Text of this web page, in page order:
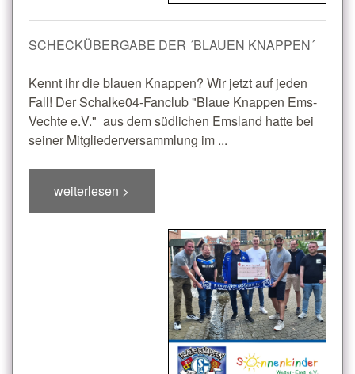
SCHECKÜBERGABE DER ´BLAUEN KNAPPEN´
Kennt ihr die blauen Knappen? Wir jetzt auf jeden
Fall! Der Schalke04-Fanclub "Blaue Knappen Ems-
Vechte e.V." aus dem südlichen Emsland hatte bei
seiner Mitgliederversammlung im ...
weiterlesen >